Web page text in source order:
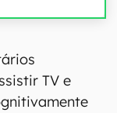
TV e